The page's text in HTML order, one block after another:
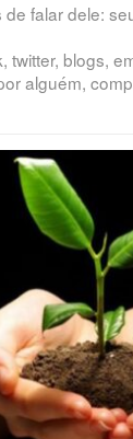
falar dele:
twitter, blogs,
alguém,